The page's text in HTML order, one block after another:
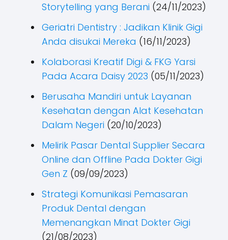
Storytelling yang Berani (24/11/2023)
Geriatri Dentistry : Jadikan Klinik Gigi
Anda disukai Mereka (16/11/2023)
Kolaborasi Kreatif Digi & FKG Yarsi
Pada Acara Daisy 2023 (05/11/2023)
Berusaha Mandiri untuk Layanan
Kesehatan dengan Alat Kesehatan
Dalam Negeri (20/10/2023)
Melirik Pasar Dental Supplier Secara
Online dan Offline Pada Dokter Gigi
Gen Z (09/09/2023)
Strategi Komunikasi Pemasaran
Produk Dental dengan
Memenangkan Minat Dokter Gigi
(21/08/2023)